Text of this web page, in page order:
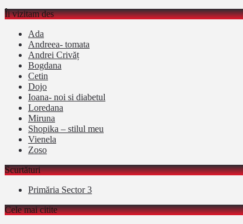
Îi vizitam des
Ada
Andreea- tomata
Andrei Crivăț
Bogdana
Cetin
Dojo
Ioana- noi si diabetul
Loredana
Miruna
Shopika – stilul meu
Vienela
Zoso
Scurtături
Primăria Sector 3
Cele mai citite